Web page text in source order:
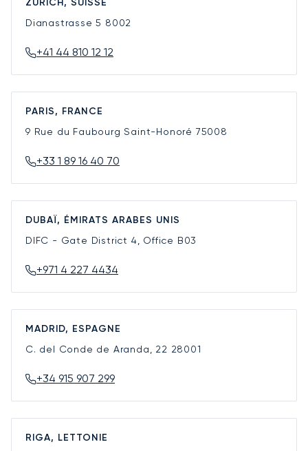
ZURICH, SUISSE
Dianastrasse 5 8002
+41 44 810 12 12
PARIS, FRANCE
9 Rue du Faubourg Saint-Honoré 75008
+33 1 89 16 40 70
DUBAÏ, ÉMIRATS ARABES UNIS
DIFC - Gate District 4, Office B03
+971 4 227 4434
MADRID, ESPAGNE
C. del Conde de Aranda, 22 28001
+34 915 907 299
RIGA, LETTONIE